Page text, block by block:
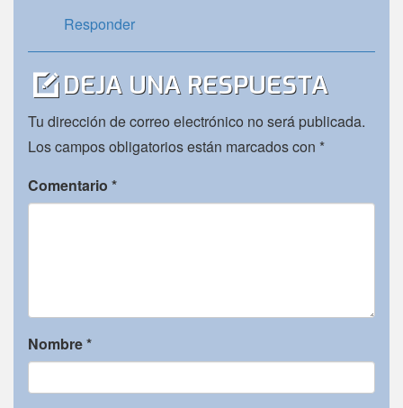
Responder
DEJA UNA RESPUESTA
Tu dirección de correo electrónico no será publicada.
Los campos obligatorios están marcados con *
Comentario *
Nombre*